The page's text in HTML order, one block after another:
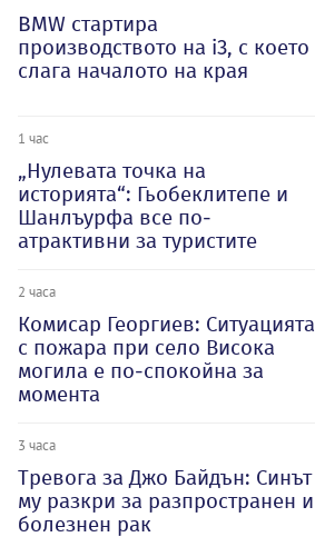
BMW стартира
производството на i3, с което
слага началото на края
1 час
„Нулевата точка на
историята“: Гьобеклитепе и
Шанлъурфа все по-
атрактивни за туристите
2 часа
Комисар Георгиев: Ситуацията
с пожара при село Висока
могила е по-спокойна за
момента
3 часа
Тревога за Джо Байдън: Синът
му разкри за разпространен и
болезнен рак